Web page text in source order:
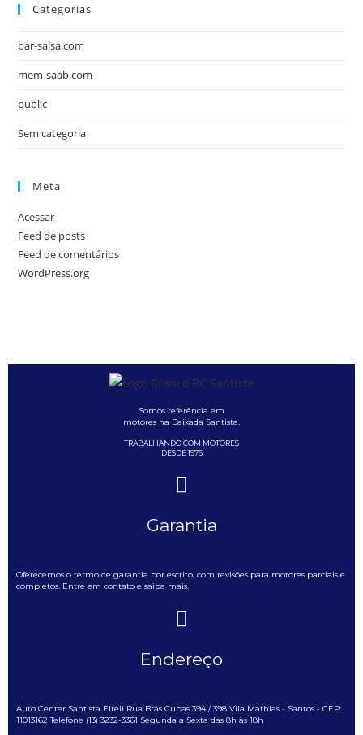
Categorias
bar-salsa.com
mem-saab.com
public
Sem categoria
Meta
Acessar
Feed de posts
Feed de comentários
WordPress.org
Somos referência em
motores na Baixada Santista.
TRABALHANDO COM MOTORES
DESDE 1976
Garantia
Oferecemos o termo de garantia por escrito, com revisões para motores parciais e
completos. Entre em contato e saiba mais.
Endereço
Auto Center Santista Eireli Rua Brás Cubas 394 / 398 Vila Mathias - Santos - CEP:
11013162 Telefone (13) 3232-3361 Segunda a Sexta das 8h às 18h